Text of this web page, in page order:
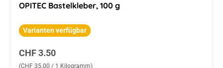
OPITEC Bastelkleber, 100 g
Varianten verfügbar
Regulärer Preis:
CHF 3.50
(CHF 35.00 / 1 Kilogramm)